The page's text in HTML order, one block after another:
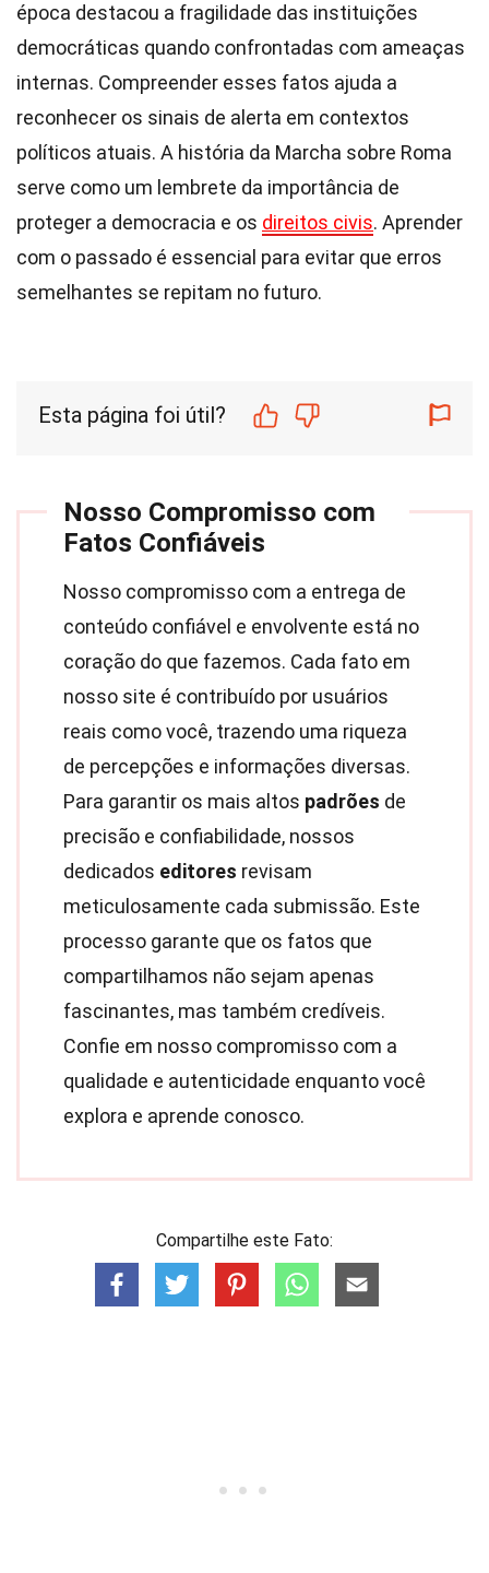
época destacou a fragilidade das instituições
democráticas quando confrontadas com ameaças
internas. Compreender esses fatos ajuda a
reconhecer os sinais de alerta em contextos
políticos atuais. A história da Marcha sobre Roma
serve como um lembrete da importância de
proteger a democracia e os direitos civis. Aprender
com o passado é essencial para evitar que erros
semelhantes se repitam no futuro.
Esta página foi útil?
Nosso Compromisso com
Fatos Confiáveis
Nosso compromisso com a entrega de
conteúdo confiável e envolvente está no
coração do que fazemos. Cada fato em
nosso site é contribuído por usuários
reais como você, trazendo uma riqueza
de percepções e informações diversas.
Para garantir os mais altos padrões de
precisão e confiabilidade, nossos
dedicados editores revisam
meticulosamente cada submissão. Este
processo garante que os fatos que
compartilhamos não sejam apenas
fascinantes, mas também credíveis.
Confie em nosso compromisso com a
qualidade e autenticidade enquanto você
explora e aprende conosco.
Compartilhe este Fato: